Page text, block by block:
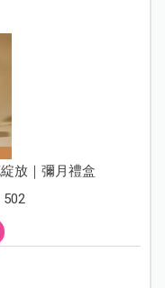
放｜彌月禮盒
502